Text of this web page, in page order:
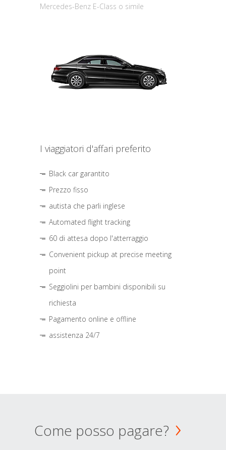
Mercedes-Benz E-Class o simile
I viaggiatori d'affari preferito
Black car garantito
Prezzo fisso
autista che parli inglese
Automated flight tracking
60 di attesa dopo l'atterraggio
Convenient pickup at precise meeting
point
Seggiolini per bambini disponibili su
richiesta
Pagamento online e offline
assistenza 24/7
Come posso pagare?